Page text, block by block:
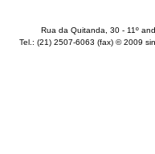
Rua da Quitanda, 30 - 11º
Tel.: (21) 2507-6063 (fax) © 2009